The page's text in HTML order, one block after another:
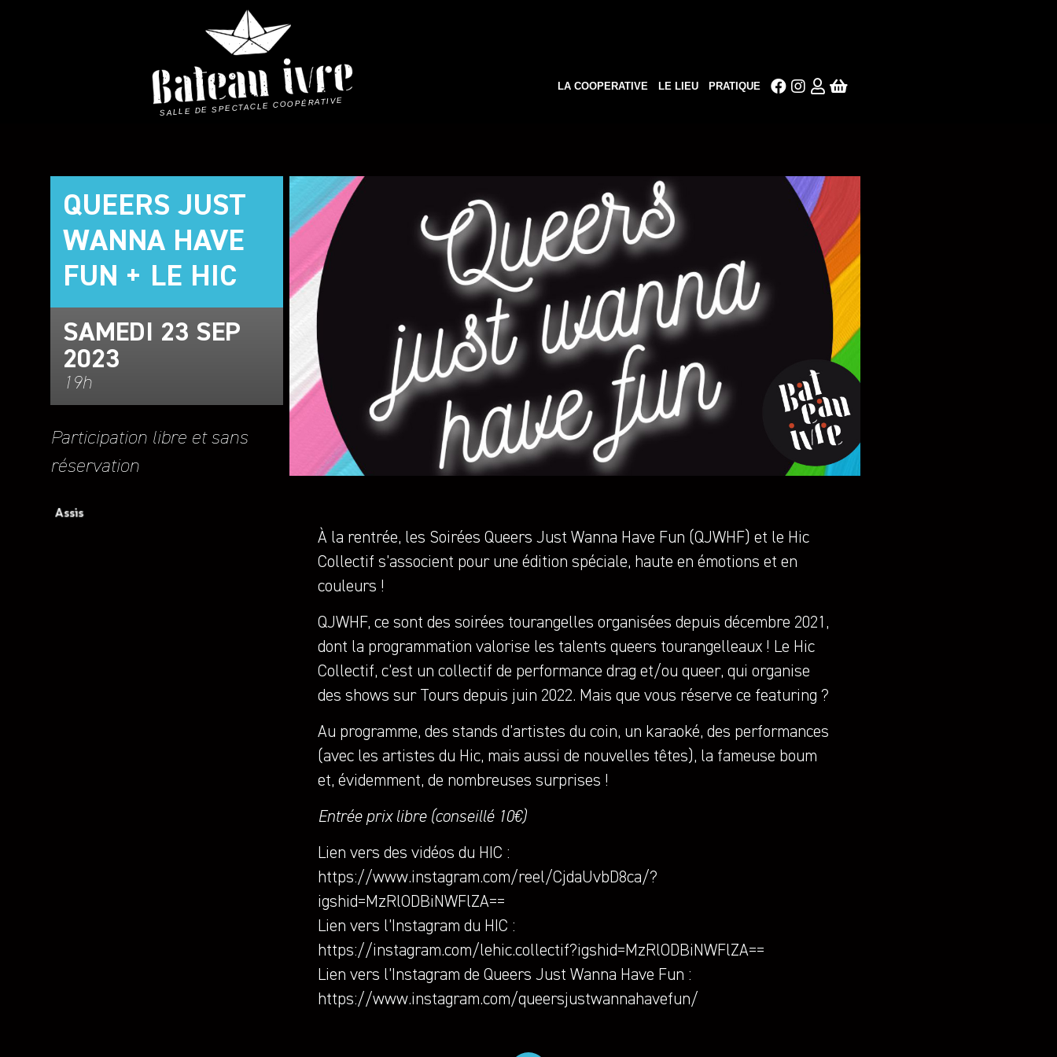
SALLE DE SPECTACLE COOPÉRATIVE
LA COOPERATIVE LE LIEU PRATIQUE
QUEERS JUST
WANNA HAVE
FUN + LE HIC
SAMEDI 23 SEP
2023
19h
Participation libre et sans
réservation
À la rentrée, les Soirées Queers Just Wanna Have Fun (QJWHF) et le Hic
Collectif s’associent pour une édition spéciale, haute en émotions et en
couleurs !
QJWHF, ce sont des soirées tourangelles organisées depuis décembre 2021,
dont la programmation valorise les talents queers tourangelleaux ! Le Hic
Collectif, c’est un collectif de performance drag et/ou queer, qui organise
des shows sur Tours depuis juin 2022. Mais que vous réserve ce featuring ?
Au programme, des stands d’artistes du coin, un karaoké, des performances
(avec les artistes du Hic, mais aussi de nouvelles têtes), la fameuse boum
et, évidemment, de nombreuses surprises !
Entrée prix libre (conseillé 10€)
Lien vers des vidéos du HIC :
https://www.instagram.com/reel/CjdaUvbD8ca/?
igshid=MzRlODBiNWFlZA==
Lien vers l’Instagram du HIC :
https://instagram.com/lehic.collectif?igshid=MzRlODBiNWFlZA==
Lien vers l’Instagram de Queers Just Wanna Have Fun :
https://www.instagram.com/queersjustwannahavefun/